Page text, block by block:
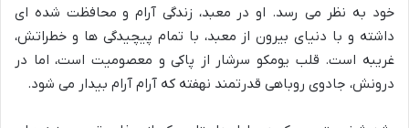
خود به نظر می رسد. او در معبد، زندگی آرام و محافظت شده ای
داشته و با دنیای بیرون از معبد، با تمام پیچیدگی ها و خطراتش،
غریبه است. قلب یومکو سرشار از پاکی و معصومیت است، اما در
درونش، جادوی روباهی قدرتمند نهفته که آرام آرام بیدار می شود.